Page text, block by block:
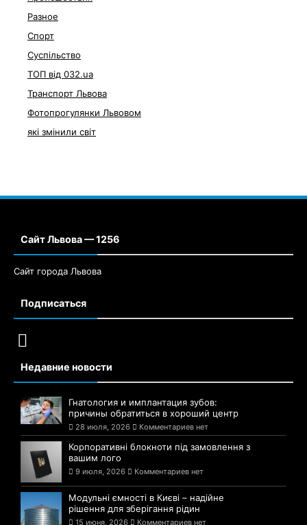
Разное
Спорт
Суспільство
ТОП від 032.ua
Транспорт Львова
Фотопрогулянки Львовом
які змінили світ
Сайт Львова — 1256
Сайт города Львова
Подписаться
Недавние новости
Гнатология и имплантация зубов:
причины обратиться в хороший центр
28 июля, 2026 Комментариев нет
Корпоративні блокноти під замовлення з
вашим лого
9 июля, 2026 Комментариев нет
Модульні ємності в Києві – надійне
рішення для зберігання рідин
15 июня, 2026 Комментариев нет